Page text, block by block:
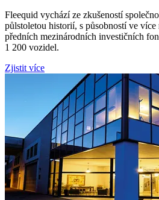
Fleequid vychází ze zkušeností
půlstoletou historií, s působností ve
předních mezinárodních investičních
1 200 vozidel.
Zjistit více